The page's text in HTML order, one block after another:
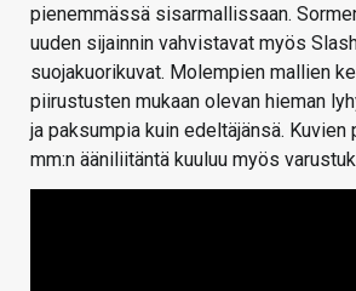
pienemmässä sisarmallissaan.
uuden sijainnin vahvistavat myös
suojakuorikuvat. Molempien mallien
piirustusten mukaan olevan hieman
ja paksumpia kuin edeltäjänsä. Kuvien
mm:n ääniliitäntä kuuluu myös